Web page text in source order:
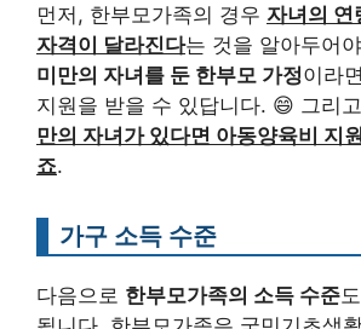
먼저, 한부모가족의 경우 자녀의 연
자격이 달라진다는 것을 알아두어
미만의 자녀를 둔 한부모 가정이라
지원을 받을 수 있답니다. 😄 그리고
만의 자녀가 있다면 아동양육비 지
죠.
가구 소득 수준
다음으로 한부모가족의 소득 수준